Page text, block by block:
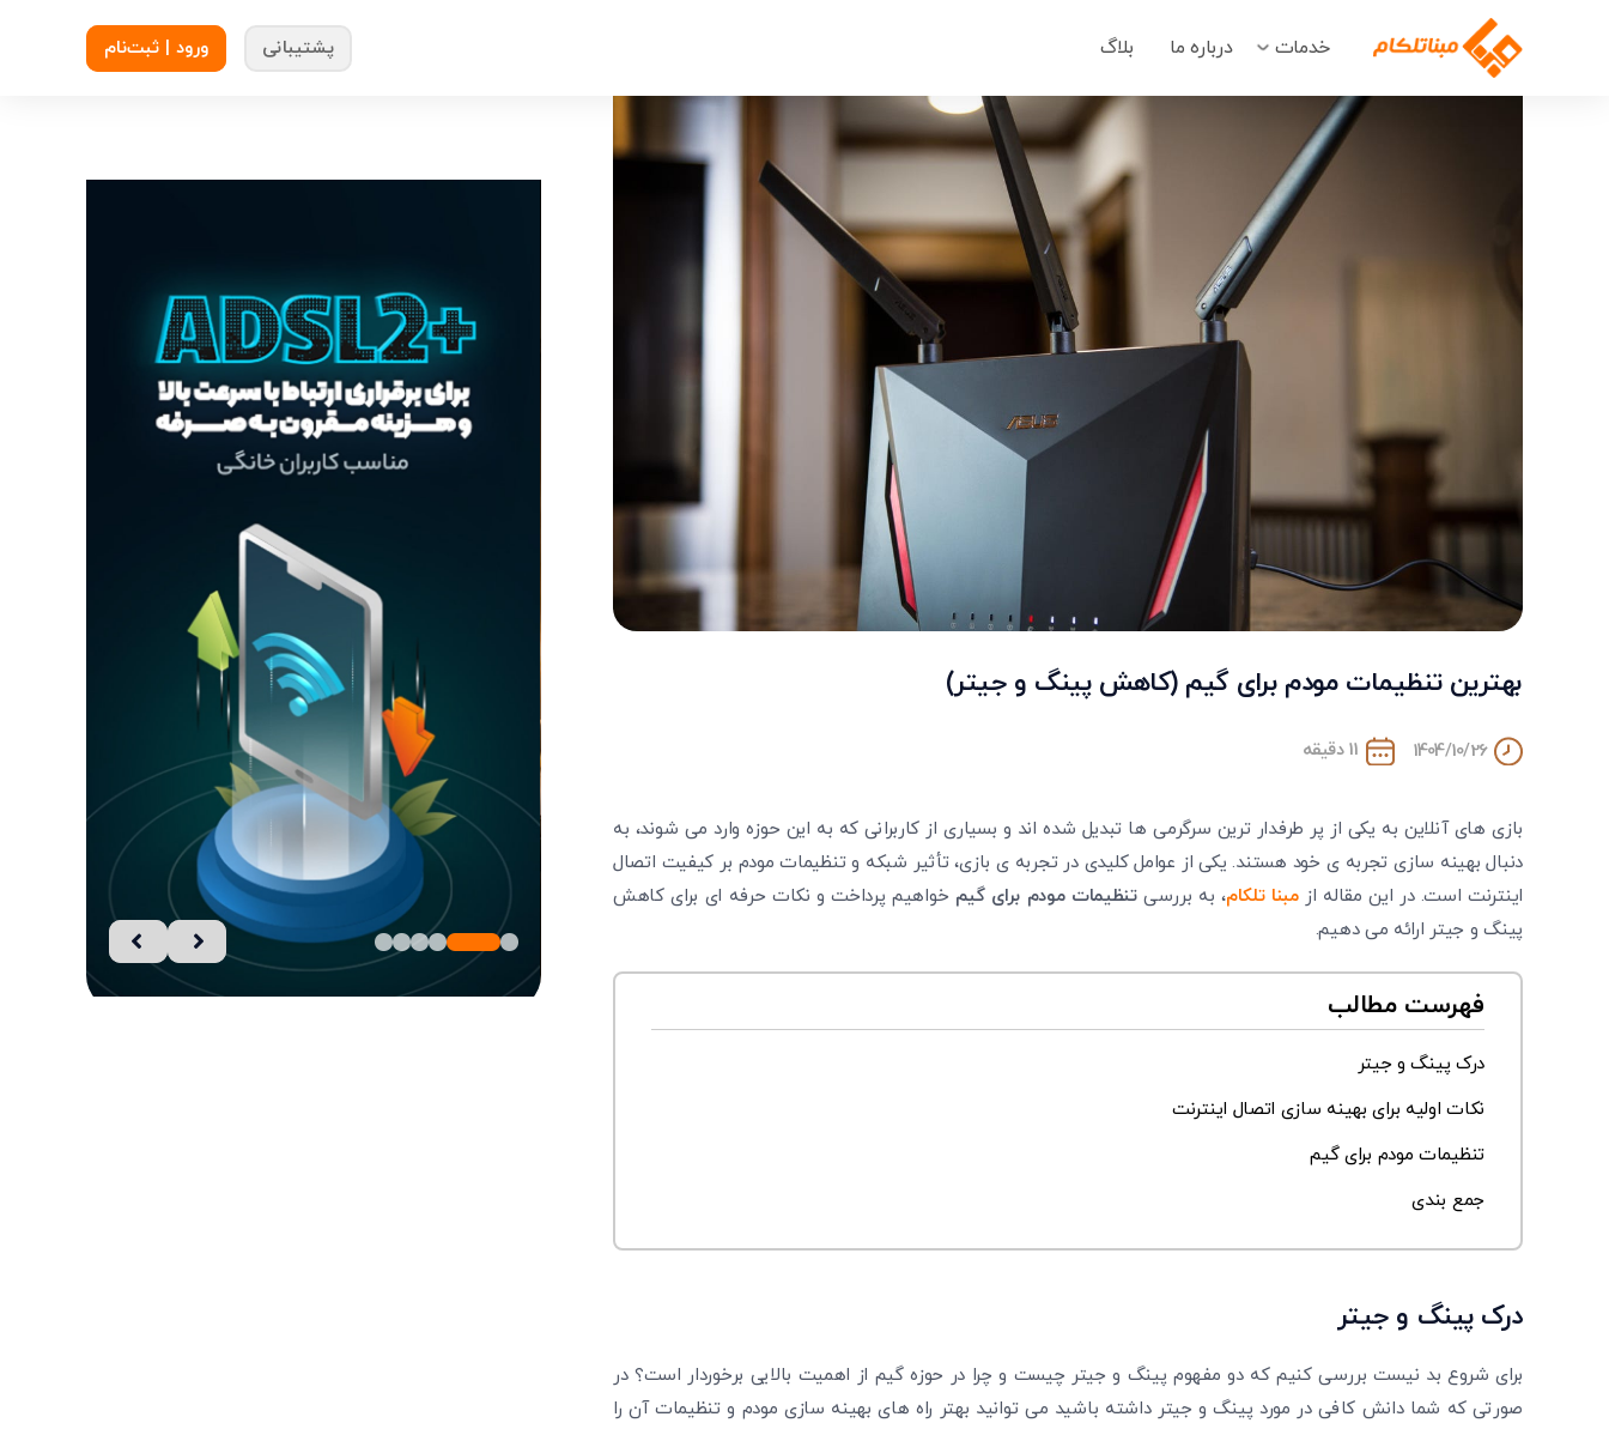
خدمات درباره ما بلاگ پشتیبانی ورود | ثبت‌نام
بهترین تنظیمات مودم برای گیم (کاهش پینگ و جیتر)
1404/10/26 11 دقیقه
بازی ‌های آنلاین به یکی از پر طرفدار ترین سرگرمی‌ ها تبدیل شده ‌اند و بسیاری از کاربرانی که به این حوزه وارد می ‌شوند، به
دنبال بهینه ‌سازی تجربه ‌ی خود هستند. یکی از عوامل کلیدی در تجربه‌ ی بازی، تأثیر شبکه و تنظیمات مودم بر کیفیت اتصال
اینترنت است. در این مقاله ازمبنا تلکام، به بررسیتنظیمات مودم برای گیم خواهیم پرداخت و نکات حرفه‌ ای برای کاهش
پینگ و جیتر ارائه می ‌دهیم.
فهرست مطالب
درک پینگ و جیتر
نکات اولیه برای بهینه ‌سازی اتصال اینترنت
تنظیمات مودم برای گیم
جمع بندی
درک پینگ و جیتر
برای شروع بد نیست بررسی کنیم که دو مفهوم پینگ و جیتر چیست و چرا در حوزه گیم از اهمیت بالایی برخوردار است؟ در
صورتی که شما دانش کافی در مورد پینگ و جیتر داشته باشید می توانید بهتر راه های بهینه سازی مودم و تنظیمات آن را